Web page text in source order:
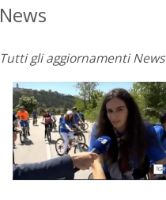
News
Tutti gli aggiornamenti News